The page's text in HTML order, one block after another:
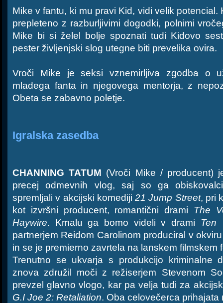
Mike v fantu, ki mu pravi Kid, vidi velik potencial.
prepleteno z razburljivimi dogodki, polnimi
Mike bi si želel bolje spoznati tudi Kidovo
pester življenjski slog utegne biti prevelika ovira.
Vroči Mike je seksi vznemirljiva zgodba o
mladega fanta in njegovega mentorja, z
Obeta se zabavno poletje.
Igralska zasedba
CHANNING TATUM (Vroči Mike / producent)
precej odmevnih vlog, saj so ga
spremljali v akcijski komediji 21 Jump Street, pri
kot izvršni producent, romantični drami The
Haywire. Kmalu ga bomo videli v drami Ten
partnerjem Reidom Carolinom produciral v
in se je premierno zavrtela na lanskem filmskem
Trenutno se ukvarja s produkcijo kriminalne
znova združil moči z režiserjem Stevenom
prevzel glavno vlogo, kar pa velja tudi za
G.I Joe 2: Retaliation. Oba celovečerca prihajata